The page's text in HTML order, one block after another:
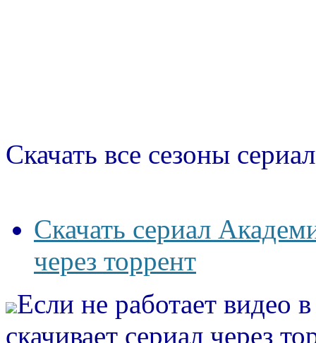
Скачать все сезоны
Скачать сериал
через торрент
Если не работает видео
скачивает сериал через